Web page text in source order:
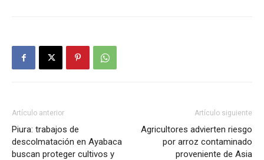
Artículo anterior
Piura: trabajos de
descolmatación en Ayabaca
buscan proteger cultivos y
Artículo siguiente
Agricultores advierten riesgo
por arroz contaminado
proveniente de Asia